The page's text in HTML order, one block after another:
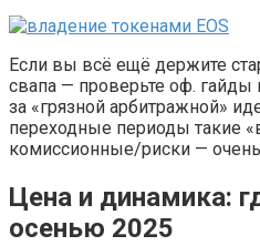
Если вы всё ещё держите
свапа — проверьте оф. гайды
за «грязной арбитражной»
переходные периоды такие
комиссионные/риски —
Цена и динамика:
осенью 2025